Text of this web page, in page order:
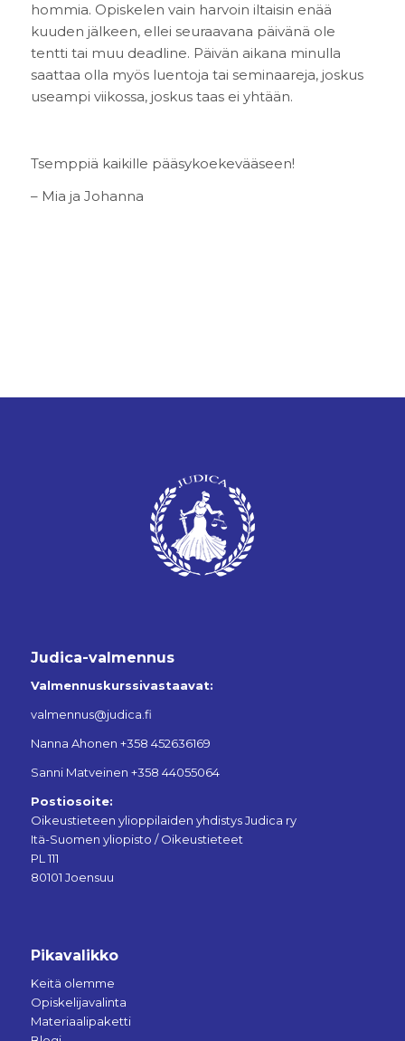
hommia. Opiskelen vain harvoin iltaisin enää
kuuden jälkeen, ellei seuraavana päivänä ole
tentti tai muu deadline. Päivän aikana minulla
saattaa olla myös luentoja tai seminaareja, joskus
useampi viikossa, joskus taas ei yhtään.
Tsemppiä kaikille pääsykoekevääseen!
– Mia ja Johanna
Judica-valmennus
Valmennuskurssivastaavat:
valmennus@judica.fi
Nanna Ahonen +358 452636169
Sanni Matveinen +358 44055064
Postiosoite:
Oikeustieteen ylioppilaiden yhdistys Judica ry
Itä-Suomen yliopisto / Oikeustieteet
PL 111
80101 Joensuu
Pikavalikko
Keitä olemme
Opiskelijavalinta
Materiaalipaketti